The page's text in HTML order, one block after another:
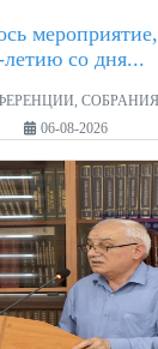
мероприятие,
со дня...
СОБРАНИЯ
06-08-2026